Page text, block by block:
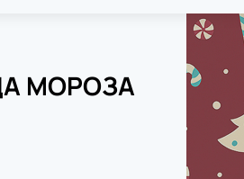
МОРОЗА